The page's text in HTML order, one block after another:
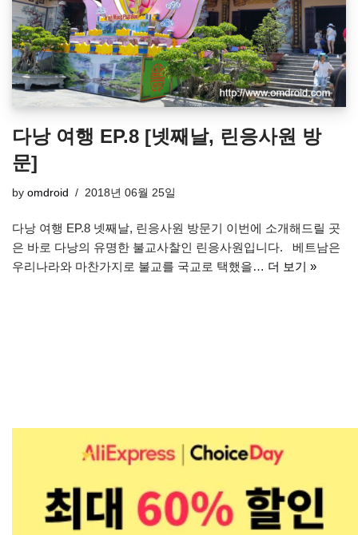
다낭 여행 EP.8 [넷째날, 린응사원 방
문]
by omdroid 2018년 06월 25일
다낭 여행 EP.8 넷째날, 린응사원 방문기 이번에 소개해드릴 곳
은 바로 다낭의 유명한 불교사찰인 린응사원입니다. 베트남은
우리나라와 마찬가지로 불교를 국교로 택했을… 더 보기 »